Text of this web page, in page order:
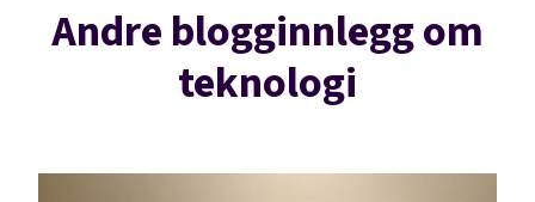
Andre blogginnlegg om
teknologi